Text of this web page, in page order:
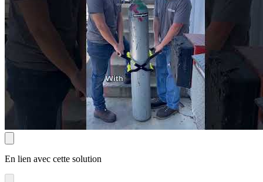
En lien avec cette solution